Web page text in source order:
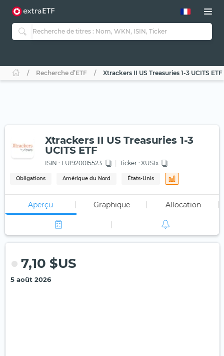
Recherche d’ETF Xtrackers II US Treasuries 1-3 UCITS ETF
Xtrackers II US Treasuries 1-3
UCITS ETF
ISIN : LU1920015523 Ticker : XUS1x
Obligations Amérique du Nord États-Unis
Aperçu Graphique Allocation
7,10 $US
5 août 2026